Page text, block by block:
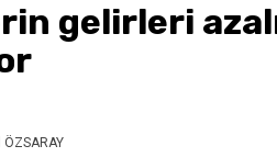
gelirleri
ÖZSARAY